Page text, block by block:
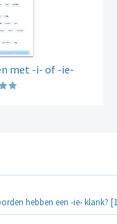
met -i- of -ie-
hebben een -ie- klank?